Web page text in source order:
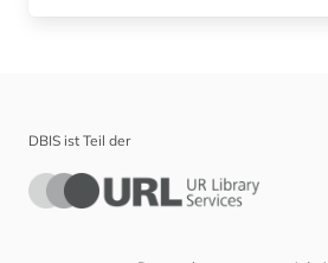
DBIS ist Teil der